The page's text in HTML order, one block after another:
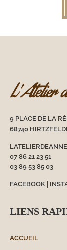
9 PLACE DE LA
68740
07 86 21 23 51
03 89 53 85 03
FACEBOOK |
LIENS
ACCUEIL